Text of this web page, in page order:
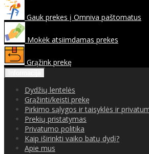
Gauk prekes į Omniva paštomatus
Mokėk atsiimdamas prekes
Grąžink prekę
Dydžių lentelės
Grąžinti/keisti prekę
Pirkimo sąlygos ir taisyklės ir
Prekių pristatymas
Privatumo politika
Kaip iširinkti vaiko batų dydį?
Apie mus